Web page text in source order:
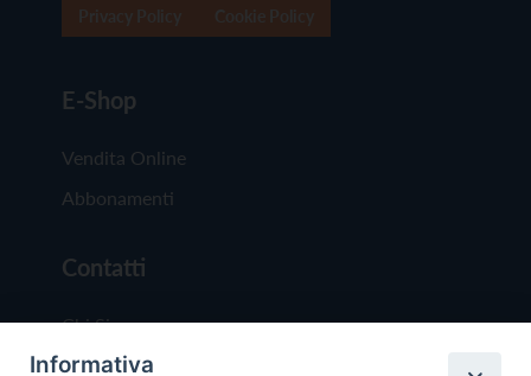
E-Shop
Vendita Online
Abbonamenti
Contatti
Chi Siamo
Redazione
Informativa